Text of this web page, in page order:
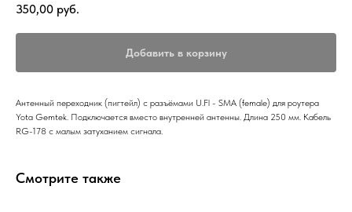
350,00 руб.
Добавить в корзину
Антенный переходник (пигтейл) с разъёмами U.Fl - SMA (female) для роутера
Yota Gemtek. Подключается вместо внутренней антенны. Длина 250 мм. Кабель
RG-178 с малым затуханием сигнала.
Смотрите также